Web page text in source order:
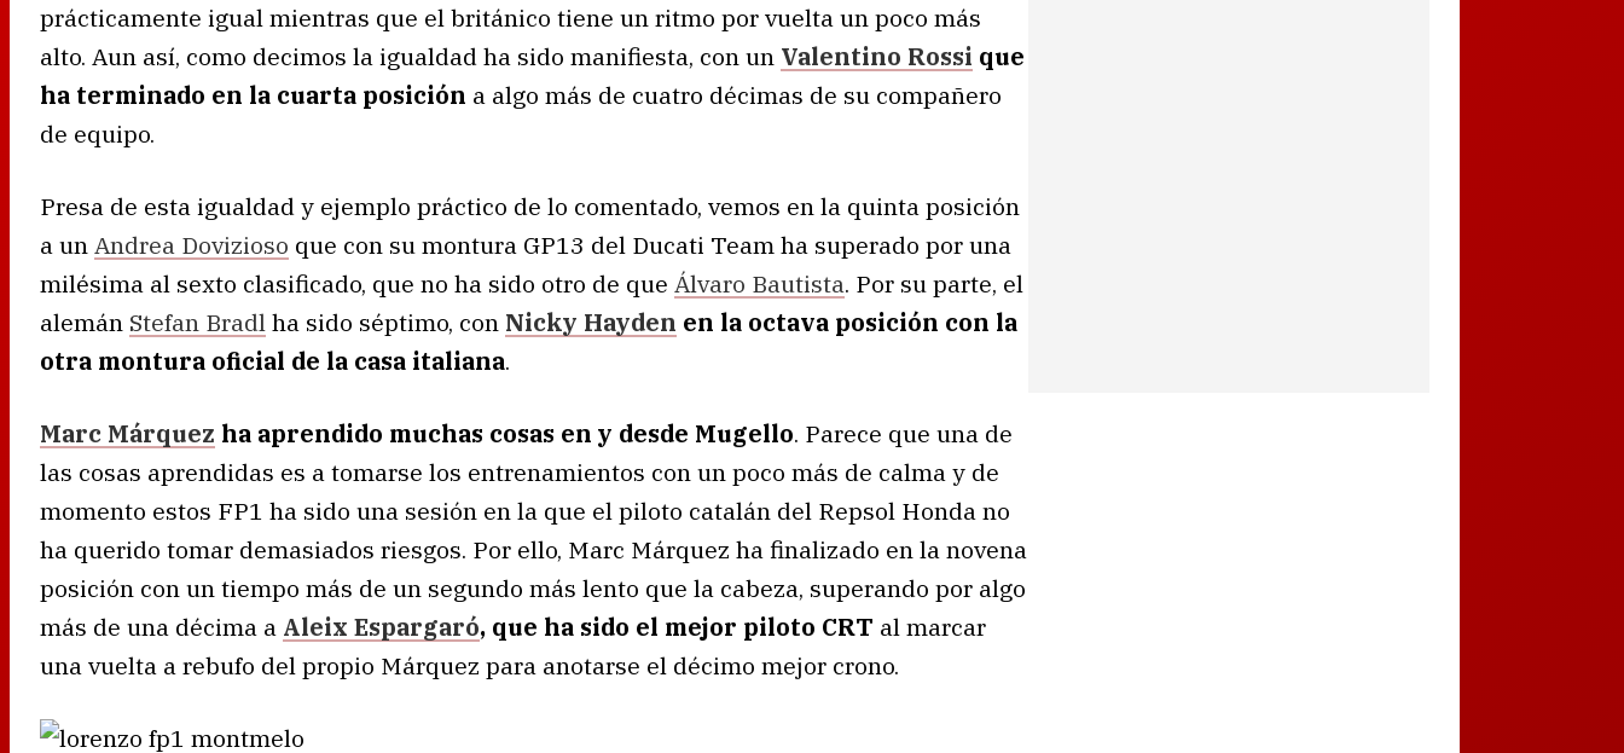
prácticamente igual mientras que el británico tiene un ritmo por vuelta un poco más
alto. Aun así, como decimos la igualdad ha sido manifiesta, con un Valentino Rossi que
ha terminado en la cuarta posición a algo más de cuatro décimas de su compañero
de equipo.
Presa de esta igualdad y ejemplo práctico de lo comentado, vemos en la quinta posición
a un Andrea Dovizioso que con su montura GP13 del Ducati Team ha superado por una
milésima al sexto clasificado, que no ha sido otro de que Álvaro Bautista. Por su parte, el
alemán Stefan Bradl ha sido séptimo, con Nicky Hayden en la octava posición con la
otra montura oficial de la casa italiana.
Marc Márquez ha aprendido muchas cosas en y desde Mugello. Parece que una de
las cosas aprendidas es a tomarse los entrenamientos con un poco más de calma y de
momento estos FP1 ha sido una sesión en la que el piloto catalán del Repsol Honda no
ha querido tomar demasiados riesgos. Por ello, Marc Márquez ha finalizado en la novena
posición con un tiempo más de un segundo más lento que la cabeza, superando por algo
más de una décima a Aleix Espargaró, que ha sido el mejor piloto CRT al marcar
una vuelta a rebufo del propio Márquez para anotarse el décimo mejor crono.